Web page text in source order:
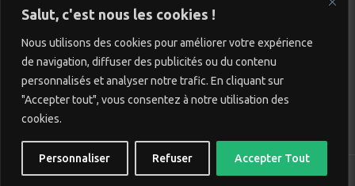
Salut, c'est nous les cookies !
Nous utilisons des cookies pour améliorer votre expérience
de navigation, diffuser des publicités ou du contenu
personnalisés et analyser notre trafic. En cliquant sur
"Accepter tout", vous consentez à notre utilisation des
cookies.
Personnaliser Refuser Accepter Tout
Partenaires
Contact